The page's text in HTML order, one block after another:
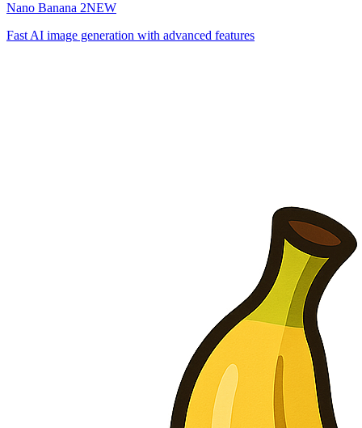
Nano Banana 2NEW
Fast AI image generation with advanced features